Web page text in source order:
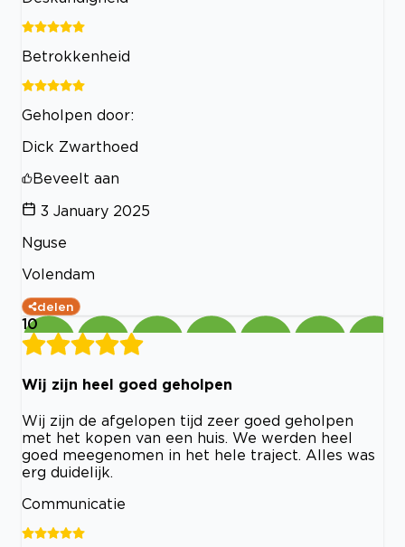
Betrokkenheid
Geholpen door:
Dick Zwarthoed
Beveelt aan
3 January 2025
Nguse
Volendam
delen
10
Wij zijn heel goed geholpen
Wij zijn de afgelopen tijd zeer goed geholpen
met het kopen van een huis. We werden heel
goed meegenomen in het hele traject. Alles was
erg duidelijk.
Communicatie